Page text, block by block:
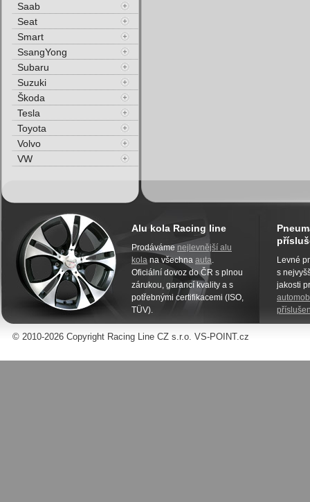
Saab
Seat
Smart
SsangYong
Subaru
Suzuki
Škoda
Tesla
Toyota
Volvo
VW
Alu kola Racing line
Prodáváme nejlevnější alu
kola na všechna auta.
Oficiální dovoz do ČR s plnou
zárukou, garancí kvality a s
potřebnými certifikacemi (ISO,
TÜV).
Levné
s
jakosti
© 2010-2026 Copyright Racing Line CZ s.r.o. VS-POINT.cz